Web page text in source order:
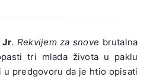
Jr.Rekvijem za snove brutalna
tri mlada života u paklu
u predgovoru da je htio opisati